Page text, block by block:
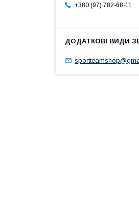
+380 (97) 782-68-11